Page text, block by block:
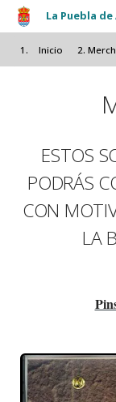
Pasar al
La Puebla
Inicio
ESTOS
PODRÁS
CON
LA